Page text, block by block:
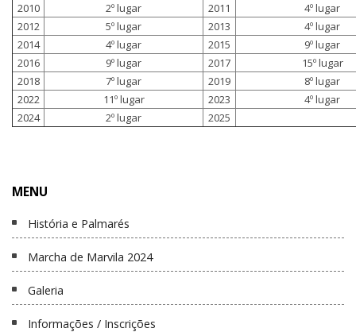
2010
2º lugar 2011
4º lugar
2012
5º lugar 2013
4º lugar
2014
4º lugar 2015
9º lugar
2016
9º lugar 2017
15º lugar
2018
7º lugar 2019
8º lugar
2022
11º lugar 2023
4º lugar
2024
2º lugar 2025
MENU
História e Palmarés
Marcha de Marvila 2024
Galeria
Informações / Inscrições